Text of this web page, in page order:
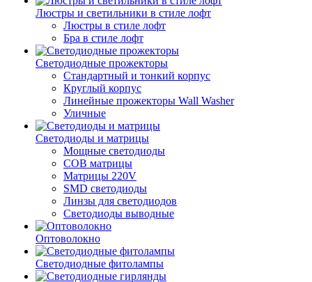
Люстры и светильники в стиле лофт
Люстры в стиле лофт
Бра в стиле лофт
Светодиодные прожекторы
Стандартный и тонкий корпус
Круглый корпус
Линейные прожекторы Wall Washer
Уличные
Светодиоды и матрицы
Мощные светодиоды
COB матрицы
Матрицы 220V
SMD светодиоды
Линзы для светодиодов
Светодиоды выводные
Оптоволокно
Светодиодные фитолампы